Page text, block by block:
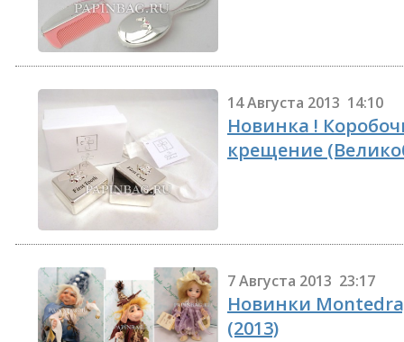
14 Августа 2013 14:10
Новинка !
крещение
7 Августа 2013 23:17
Новинки
(2013)